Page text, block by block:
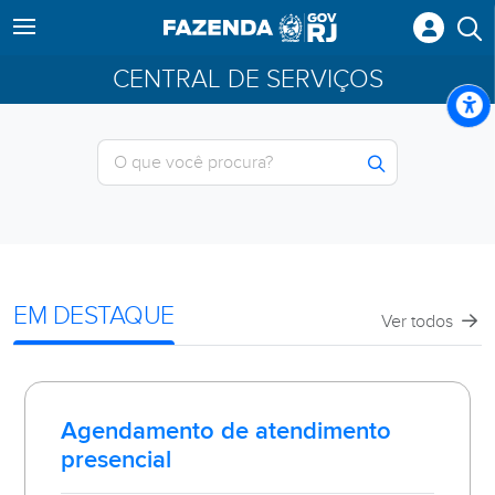
CENTRAL DE SERVIÇOS
EM DESTAQUE Ver todos
Agendamento de atendimento
presencial